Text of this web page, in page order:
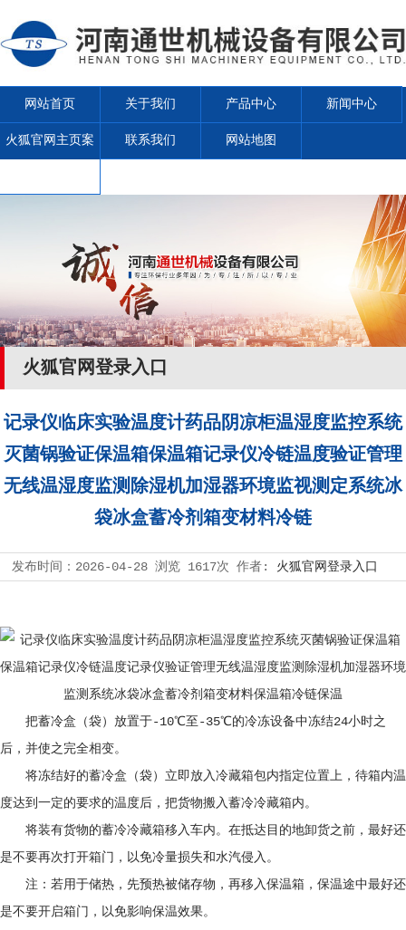
网站首页 关于我们 产品中心 新闻中心
火狐官网主页案 联系我们 网站地图
火狐官网登录入口
记录仪临床实验温度计药品阴凉柜温湿度监控系统
灭菌锅验证保温箱保温箱记录仪冷链温度验证管理
无线温湿度监测除湿机加湿器环境监视测定系统冰
袋冰盒蓄冷剂箱变材料冷链
发布时间： 2026-04-28 浏览 1617次 作者: 火狐官网登录入口
把蓄冷盒（袋）放置于-10℃至-35℃的冷冻设备中冻结24小时之
后，并使之完全相变。
将冻结好的蓄冷盒（袋）立即放入冷藏箱包内指定位置上，待箱内温
度达到一定的要求的温度后，把货物搬入蓄冷冷藏箱内。
将装有货物的蓄冷冷藏箱移入车内。在抵达目的地卸货之前，最好还
是不要再次打开箱门，以免冷量损失和水汽侵入。
注：若用于储热，先预热被储存物，再移入保温箱，保温途中最好还
是不要开启箱门，以免影响保温效果。